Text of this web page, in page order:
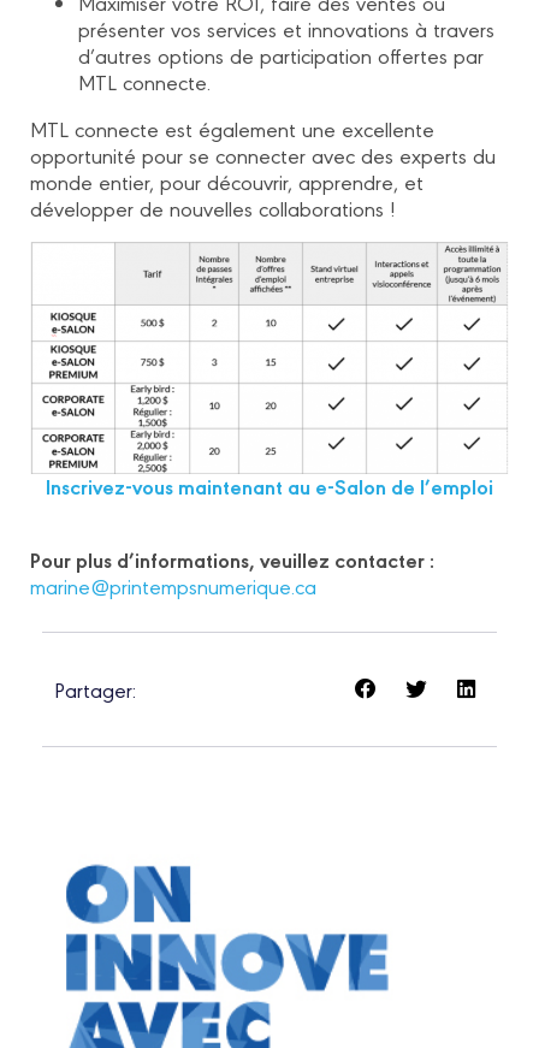
présenter vos services et innovations à travers
d’autres options de participation offertes par
MTL connecte.
MTL connecte est également une excellente
opportunité pour se connecter avec des experts du
monde entier, pour découvrir, apprendre, et
développer de nouvelles collaborations !
Inscrivez-vous maintenant au e-Salon de l’emploi
Pour plus d’informations, veuillez contacter :
marine@printempsnumerique.ca
Partager: